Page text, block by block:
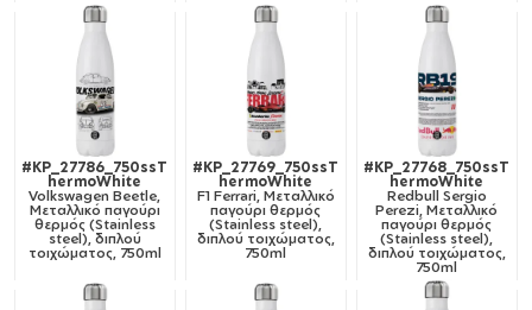
#KP_27786_750ssT
hermoWhite
Volkswagen Beetle,
Μεταλλικό παγούρι
θερμός (Stainless
steel), διπλού
τοιχώματος, 750ml
#KP_27769_750ssT
hermoWhite
F1 Ferrari, Μεταλλικό
παγούρι θερμός
(Stainless steel),
διπλού τοιχώματος,
750ml
#KP_27768_750ssT
hermoWhite
Redbull Sergio
Perezi, Μεταλλικό
παγούρι θερμός
(Stainless steel),
διπλού τοιχώματος,
750ml